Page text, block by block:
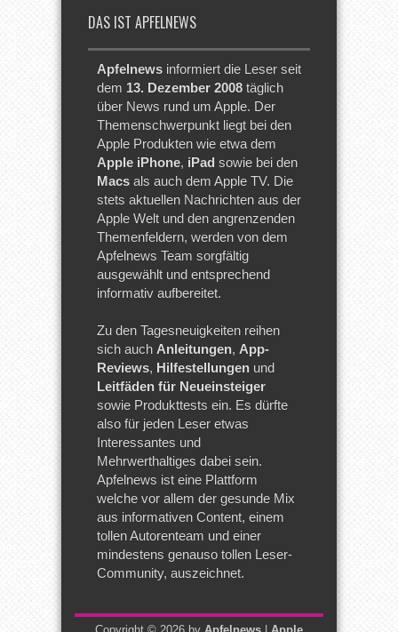
DAS IST APFELNEWS
Apfelnews informiert die Leser seit
dem 13. Dezember 2008 täglich
über News rund um Apple. Der
Themenschwerpunkt liegt bei den
Apple Produkten wie etwa dem
Apple iPhone, iPad sowie bei den
Macs als auch dem Apple TV. Die
stets aktuellen Nachrichten aus der
Apple Welt und den angrenzenden
Themenfeldern, werden von dem
Apfelnews Team sorgfältig
ausgewählt und entsprechend
informativ aufbereitet.
Zu den Tagesneuigkeiten reihen
sich auch Anleitungen, App-
Reviews, Hilfestellungen und
Leitfäden für Neueinsteiger
sowie Produkttests ein. Es dürfte
also für jeden Leser etwas
Interessantes und
Mehrwerthaltiges dabei sein.
Apfelnews ist eine Plattform
welche vor allem der gesunde Mix
aus informativen Content, einem
tollen Autorenteam und einer
mindestens genauso tollen Leser-
Community, auszeichnet.